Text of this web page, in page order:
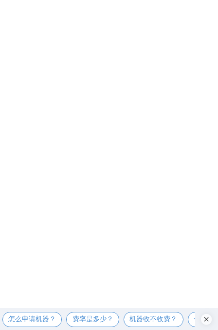
怎么申请机器？ 费率是多少？ 机器收不收费？ 个人可